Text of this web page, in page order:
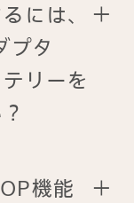
には、
プタ
リーを
＋
機能
＋